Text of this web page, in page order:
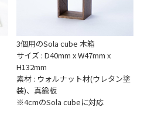
3個用のSola cube 木箱
サイズ : D40mm x W47mm x
H132mm
素材 : ウォルナット材(ウレタン塗
装)、真鍮板
※4cmのSola cubeに対応